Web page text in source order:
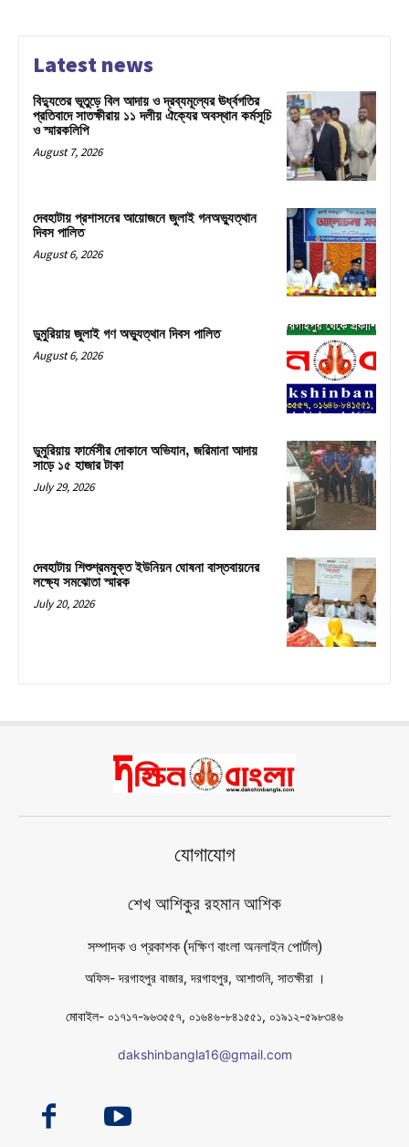
Latest news
বিদ্যুতের ভূতুড়ে বিল আদায় ও দ্রব্যমূল্যের ঊর্ধ্বগতির
প্রতিবাদে সাতক্ষীরায় ১১ দলীয় ঐক্যের অবস্থান কর্মসূচি
ও স্মারকলিপি
August 7, 2026
দেবহাটায় প্রশাসনের আয়োজনে জুলাই গনঅভ্যুত্থান
দিবস পালিত
August 6, 2026
ডুমুরিয়ায় জুলাই গণ অভ্যুত্থান দিবস পালিত
August 6, 2026
ডুমুরিয়ায় ফার্মেসীর দোকানে অভিযান, জরিমানা আদায়
সাড়ে ১৫ হাজার টাকা
July 29, 2026
দেবহাটায় শিশুশ্রমমুক্ত ইউনিয়ন ঘোষনা বাস্তবায়নের
লক্ষ্যে সমঝোতা স্মারক
July 20, 2026
যোগাযোগ
শেখ আশিকুর রহমান আশিক
সম্পাদক ও প্রকাশক (দক্ষিণ বাংলা অনলাইন পোর্টাল)
অফিস- দরগাহপুর বাজার, দরগাহপুর, আশাশুনি, সাতক্ষীরা ।
মোবাইল- ০১৭১৭-৯৬৩৫৫৭, ০১৬৪৬-৮৪১৫৫১, ০১৯১২-৫৯৮৩৪৬
dakshinbangla16@gmail.com